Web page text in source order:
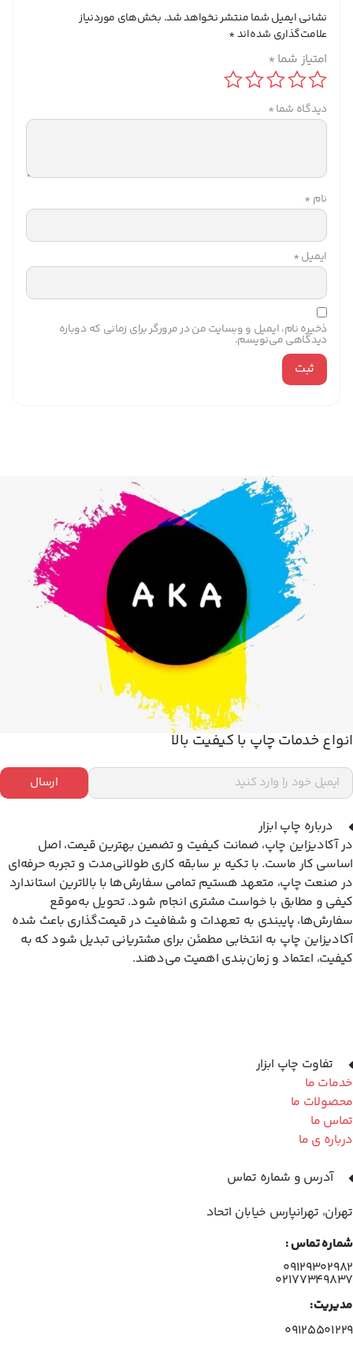
نشانی ایمیل شما منتشر نخواهد شد. بخش‌های موردنیاز
علامت‌گذاری شده‌اند*
امتیاز شما *
دیدگاه شما*
نام *
ایمیل*
ذخیره نام، ایمیل و وبسایت من در مرورگر برای زمانی که دوباره
دیدگاهی می‌نویسم.
انواع خدمات چاپ با کیفیت بالا
ارسال
درباره چاپ ابزار
در آکادیزاین چاپ، ضمانت کیفیت و تضمین بهترین قیمت، اصل
اساسی کار ماست. با تکیه بر سابقه کاری طولانی‌مدت و تجربه حرفه‌ای
در صنعت چاپ، متعهد هستیم تمامی سفارش‌ها با بالاترین استاندارد
کیفی و مطابق با خواست مشتری انجام شود. تحویل به‌موقع
سفارش‌ها، پایبندی به تعهدات و شفافیت در قیمت‌گذاری باعث شده
آکادیزاین چاپ به انتخابی مطمئن برای مشتریانی تبدیل شود که به
کیفیت، اعتماد و زمان‌بندی اهمیت می‌دهند.
تفاوت چاپ ابزار
خدمات ما
محصولات ما
تماس ما
درباره ی ما
آدرس و شماره تماس
تهران، تهرانپارس خیابان اتحاد
شماره تماس :
۰۹۱۲۹۳۰۲۹۸۲
۰۲۱۷۷۳۴۹۸۳۷
مدیریت:
۰۹۱۲۵۵۰۱۲۲۹